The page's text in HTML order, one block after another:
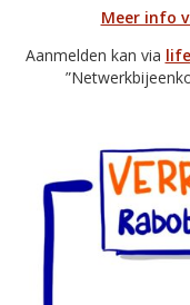
Meer info
Aanmelden kan via